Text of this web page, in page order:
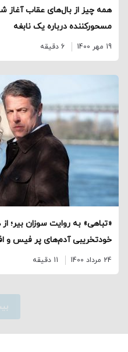
همه چیز از بال‌های عقاب آغاز
مسحور‌کننده درباره یک نابغه
19 مهر 1400 6 دقیقه
«تباهی» به روایت سوزان بیر؛
خودتخریبی آدم‌های پر فیس و
24 مرداد 1400 11 دقیقه